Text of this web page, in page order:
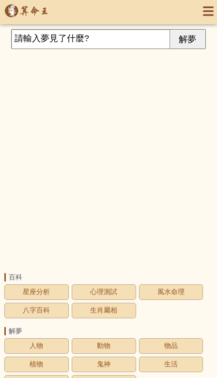
百科
星座分析
心理測試 風水命理
八字百科 生肖屬相
解夢
人物
動物 物品
植物 鬼神 生活